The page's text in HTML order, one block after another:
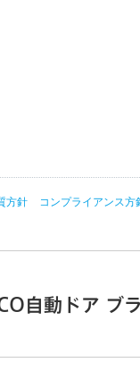
方針 コンプライアンス方
自動ドア ブ